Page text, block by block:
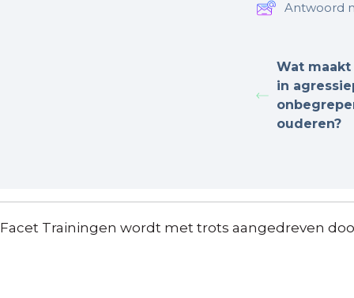
Antwoord
Wat
in
ouderen?
Facet Trainingen wordt met trots aangedreven